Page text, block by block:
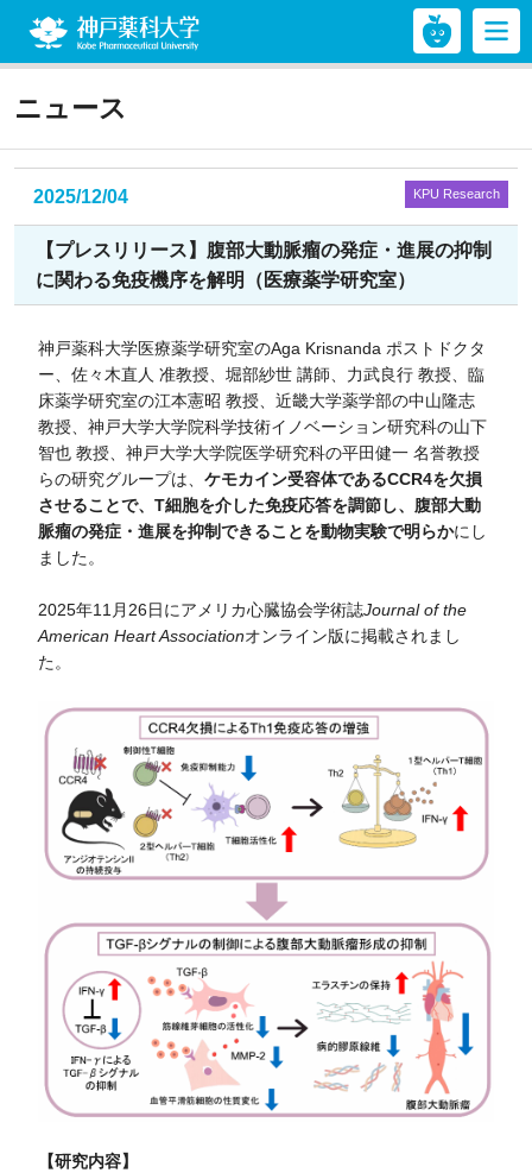
ニュース
2025/12/04 KPU Research
【プレスリリース】腹部大動脈瘤の発症・進展の抑制
に関わる免疫機序を解明（医療薬学研究室）
神戸薬科大学医療薬学研究室のAga Krisnanda ポストドクタ
ー、佐々木直人 准教授、堀部紗世 講師、力武良行 教授、臨
床薬学研究室の江本憲昭 教授、近畿大学薬学部の中山隆志
教授、神戸大学大学院科学技術イノベーション研究科の山下
智也 教授、神戸大学大学院医学研究科の平田健一 名誉教授
らの研究グループは、 ケモカイン受容体であるCCR4を欠損
させることで、T細胞を介した免疫応答を調節し、腹部大動
脈瘤の発症・進展を抑制できることを動物実験で明らかにし
ました。
2025年11月26日にアメリカ心臓協会学術誌Journal of the
American Heart Associationオンライン版に掲載されまし
た。
【研究内容】
神戸薬科大学